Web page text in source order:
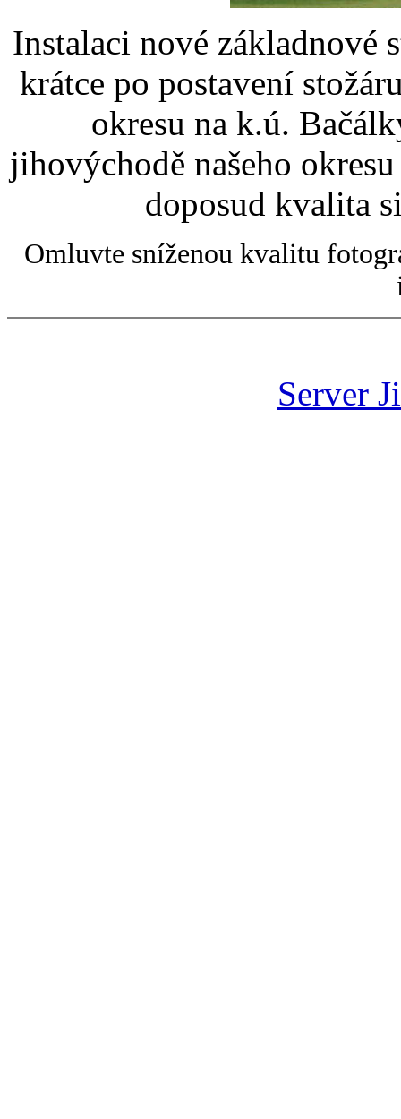
Instalaci nové
krátce po postavení
okresu na k.ú.
jihovýchodě našeho
doposud kvalita
Omluvte sníženou kvalitu
Server